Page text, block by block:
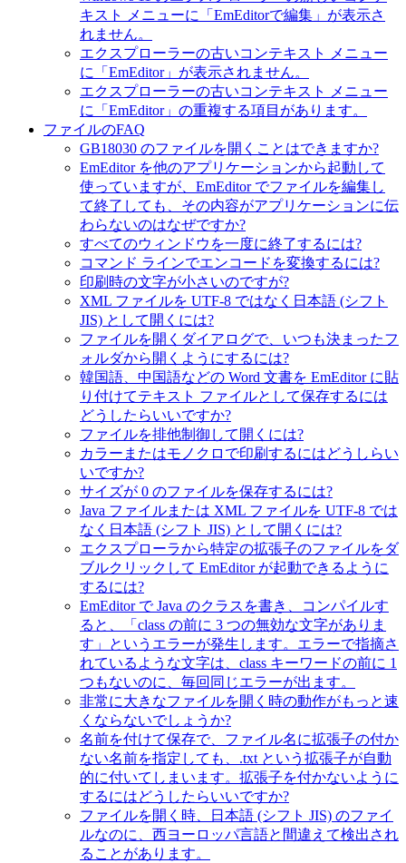
キスト メニューに「EmEditorで編集」が表示さ
れません。
エクスプローラーの古いコンテキスト メニュー
に「EmEditor」が表示されません。
エクスプローラーの古いコンテキスト メニュー
に「EmEditor」の重複する項目があります。
ファイルのFAQ
GB18030 のファイルを開くことはできますか?
EmEditor を他のアプリケーションから起動して
使っていますが、EmEditor でファイルを編集し
て終了しても、その内容がアプリケーションに伝
わらないのはなぜですか?
すべてのウィンドウを一度に終了するには?
コマンド ラインでエンコードを変換するには?
印刷時の文字が小さいのですが?
XML ファイルを UTF-8 ではなく日本語 (シフト
JIS) として開くには?
ファイルを開くダイアログで、いつも決まったフ
ォルダから開くようにするには?
韓国語、中国語などの Word 文書を EmEditor に貼
り付けてテキスト ファイルとして保存するには
どうしたらいいですか?
ファイルを排他制御して開くには?
カラーまたはモノクロで印刷するにはどうしらい
いですか?
サイズが 0 のファイルを保存するには?
Java ファイルまたは XML ファイルを UTF-8 では
なく日本語 (シフト JIS) として開くには?
エクスプローラから特定の拡張子のファイルをダ
ブルクリックして EmEditor が起動できるように
するには?
EmEditor で Java のクラスを書き、コンパイルす
ると、「class の前に 3 つの無効な文字がありま
す」というエラーが発生します。エラーで指摘さ
れているような文字は、class キーワードの前に 1
つもないのに、毎回同じエラーが出ます。
非常に大きなファイルを開く時の動作がもっと速
くならないでしょうか?
名前を付けて保存で、ファイル名に拡張子の付か
ない名前を指定しても、.txt という拡張子が自動
的に付いてしまいます。拡張子を付かないように
するにはどうしたらいいですか?
ファイルを開く時、日本語 (シフト JIS) のファイ
ルなのに、西ヨーロッパ言語と間違えて検出され
ることがあります。